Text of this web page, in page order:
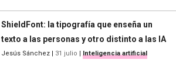
ShieldFont: la tipografía que enseña un
texto a las personas y otro distinto a las IA
Jesús Sánchez | 31 julio | Inteligencia artificial